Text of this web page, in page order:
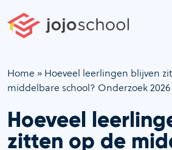
naar
Home » Hoeveel leerlingen blijven
middelbare school? Onderzoek 2026
Hoeveel
zitten op de